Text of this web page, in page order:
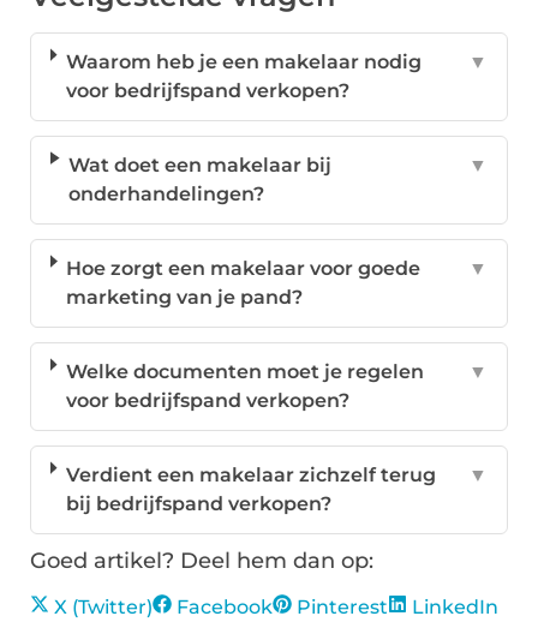
Waarom heb je een makelaar nodig
voor bedrijfspand verkopen?
▼
Wat doet een makelaar bij
onderhandelingen?
▼
Hoe zorgt een makelaar voor goede
marketing van je pand?
▼
Welke documenten moet je regelen
voor bedrijfspand verkopen?
▼
Verdient een makelaar zichzelf terug
bij bedrijfspand verkopen?
▼
Goed artikel? Deel hem dan op:
X (Twitter) Facebook Pinterest
LinkedIn